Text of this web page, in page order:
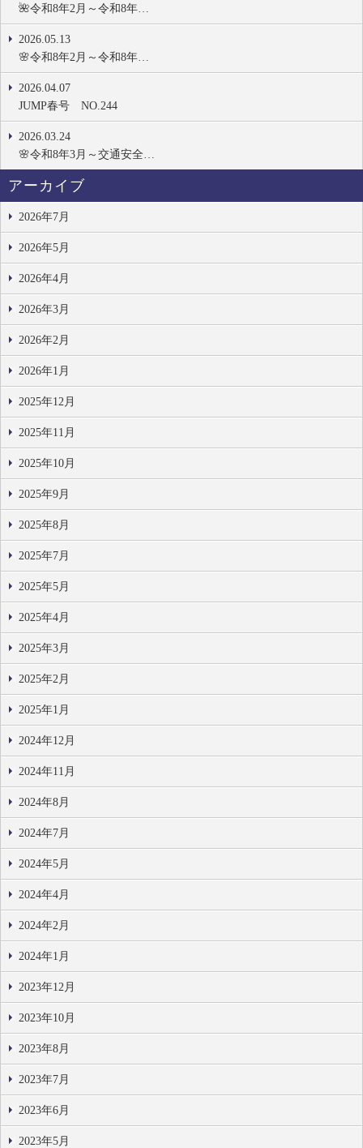
🌺令和8年2月～令和8年…
2026.05.13
🌸令和8年2月～令和8年…
2026.04.07
JUMP春号 NO.244
2026.03.24
🌸令和8年3月～交通安全…
アーカイブ
2026年7月
2026年5月
2026年4月
2026年3月
2026年2月
2026年1月
2025年12月
2025年11月
2025年10月
2025年9月
2025年8月
2025年7月
2025年5月
2025年4月
2025年3月
2025年2月
2025年1月
2024年12月
2024年11月
2024年8月
2024年7月
2024年5月
2024年4月
2024年2月
2024年1月
2023年12月
2023年10月
2023年8月
2023年7月
2023年6月
2023年5月